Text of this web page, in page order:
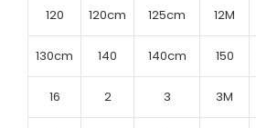
120 120cm 125cm 12M
130cm 140 140cm 150
16 2 3 3M